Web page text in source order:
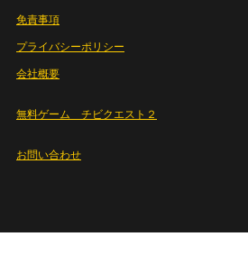
免責事項
プライバシーポリシー
会社概要
無料ゲーム チビクエスト２
お問い合わせ